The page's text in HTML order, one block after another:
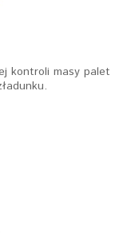
kontroli masy palet